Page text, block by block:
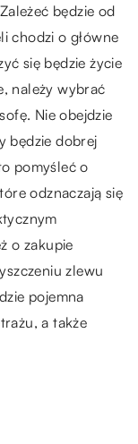
będzie od
chodzi o główne
się będzie życie
należy wybrać
Nie obejdzie
będzie dobrej
pomyśleć o
odznaczają się
o zakupie
zlewu
pojemna
a także